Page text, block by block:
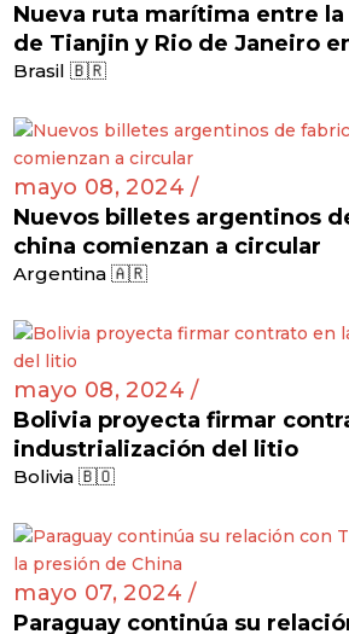
Nueva ruta marítima entre
de Tianjin y Rio de Janeiro
Brasil 🇧🇷
mayo 08, 2024 /
Nuevos billetes argentinos
china comienzan a circular
Argentina 🇦🇷
mayo 08, 2024 /
Bolivia proyecta firmar
industrialización del litio
Bolivia 🇧🇴
mayo 07, 2024 /
Paraguay continúa su